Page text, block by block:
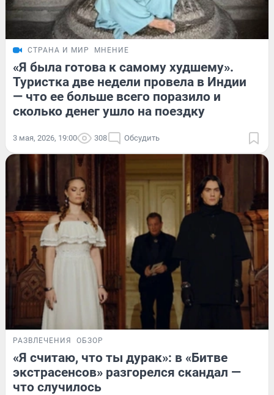
СТРАНА И МИР МНЕНИЕ
«Я была готова к самому худшему».
Туристка две недели провела в Индии
— что ее больше всего поразило и
сколько денег ушло на поездку
3 мая, 2026, 19:00 308 Обсудить
РАЗВЛЕЧЕНИЯ ОБЗОР
«Я считаю, что ты дурак»: в «Битве
экстрасенсов» разгорелся скандал —
что случилось